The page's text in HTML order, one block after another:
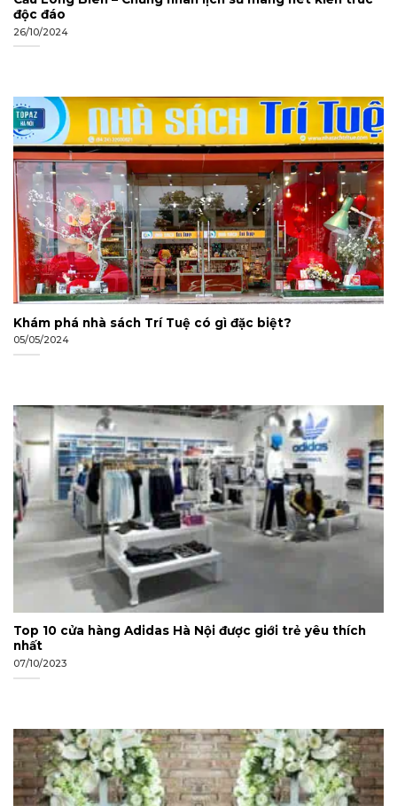
độc đáo
26/10/2024
Khám phá nhà sách Trí Tuệ có gì đặc biệt?
05/05/2024
Top 10 cửa hàng Adidas Hà Nội được giới trẻ yêu thích
nhất
07/10/2023